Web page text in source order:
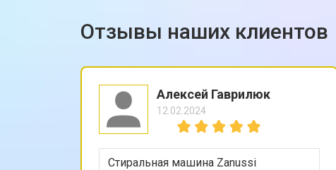
Отзывы наших клиентов
Алексей Гаврилюк
12.02.2024
Стиральная машина Zanussi